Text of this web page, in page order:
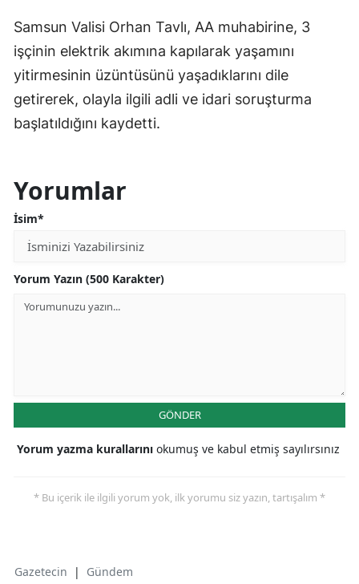
Samsun Valisi Orhan Tavlı, AA muhabirine, 3
işçinin elektrik akımına kapılarak yaşamını
yitirmesinin üzüntüsünü yaşadıklarını dile
getirerek, olayla ilgili adli ve idari soruşturma
başlatıldığını kaydetti.
Yorumlar
İsim*
Yorum Yazın (500 Karakter)
GÖNDER
Yorum yazma kurallarını okumuş ve kabul etmiş sayılırsınız
* Bu içerik ile ilgili yorum yok, ilk yorumu siz yazın, tartışalım *
Gazetecin | Gündem